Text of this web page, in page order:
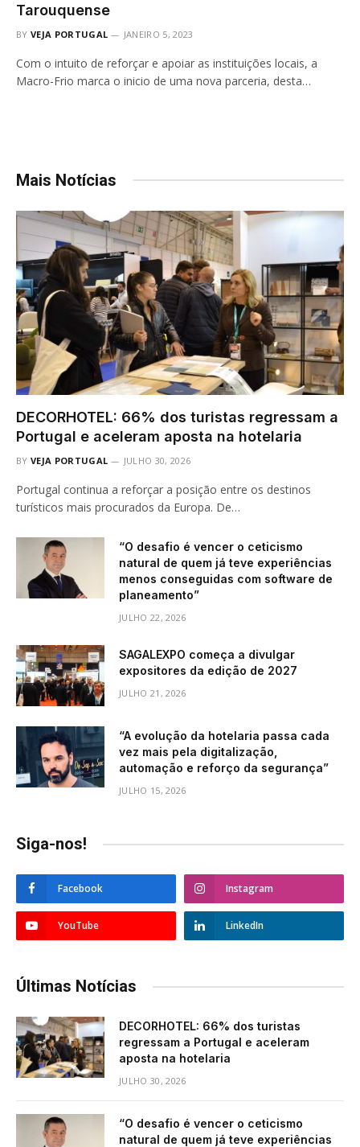
Tarouquense
BY VEJA PORTUGAL JANEIRO 5, 2023
Com o intuito de reforçar e apoiar as instituições locais, a
Macro-Frio marca o inicio de uma nova parceria, desta…
Mais Notícias
DECORHOTEL: 66% dos turistas regressam a
Portugal e aceleram aposta na hotelaria
BY VEJA PORTUGAL JULHO 30, 2026
Portugal continua a reforçar a posição entre os destinos
turísticos mais procurados da Europa. De…
“O desafio é vencer o ceticismo
natural de quem já teve experiências
menos conseguidas com software de
planeamento”
JULHO 22, 2026
SAGALEXPO começa a divulgar
expositores da edição de 2027
JULHO 21, 2026
“A evolução da hotelaria passa cada
vez mais pela digitalização,
automação e reforço da segurança”
JULHO 15, 2026
Siga-nos!
Facebook Instagram
YouTube LinkedIn
Últimas Notícias
DECORHOTEL: 66% dos turistas
regressam a Portugal e aceleram
aposta na hotelaria
JULHO 30, 2026
“O desafio é vencer o ceticismo
natural de quem já teve experiências